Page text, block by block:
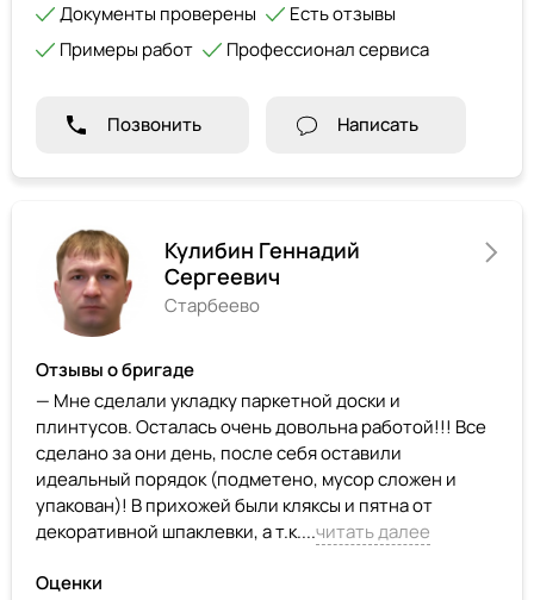
Документы проверены
Есть отзывы
Примеры работ
Профессионал сервиса
Позвонить Написать
Кулибин Геннадий
Сергеевич
Старбеево
Отзывы о бригаде
— Мне сделали укладку паркетной доски и
плинтусов. Осталась очень довольна работой!!! Все
сделано за они день, после себя оставили
идеальный порядок (подметено, мусор сложен и
упакован)! В прихожей были кляксы и пятна от
декоративной шпаклевки, а т.к....читать далее
Оценки